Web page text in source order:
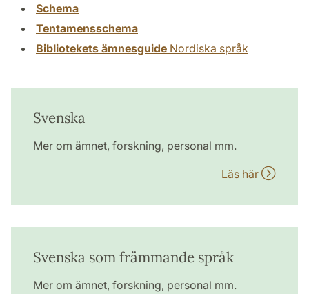
Schema
Tentamensschema
Bibliotekets ämnesguide Nordiska språk
Svenska
Mer om ämnet, forskning, personal mm.
Läs här
Svenska som främmande språk
Mer om ämnet, forskning, personal mm.